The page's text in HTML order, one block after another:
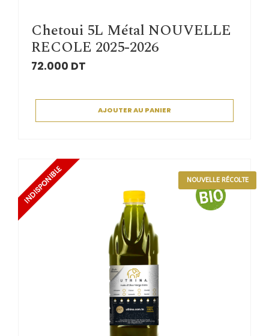
Chetoui 5L Métal NOUVELLE
RECOLE 2025-2026
72.000 DT
AJOUTER AU PANIER
NOUVELLE RÉCOLTE